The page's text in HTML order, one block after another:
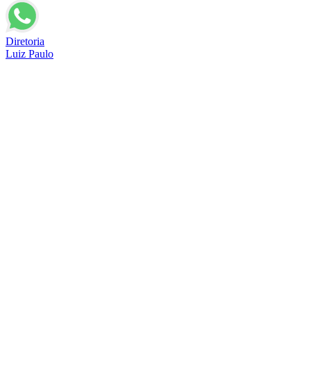
Diretoria
Luiz Paulo